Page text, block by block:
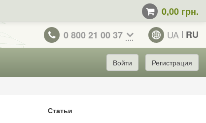
0,00 грн.
0 800 21 00 37 UA RU
Войти Регистрация
Статьи